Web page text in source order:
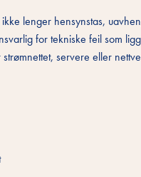
lenger hensynstas,
for tekniske feil som
servere eller